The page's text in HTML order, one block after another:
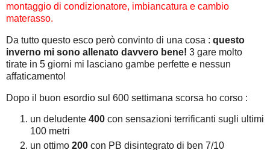
montaggio di condizionatore, imbiancatura e cambio
materasso.
Da tutto questo esco però convinto di una cosa : questo
inverno mi sono allenato davvero bene! 3 gare molto
tirate in 5 giorni mi lasciano gambe perfette e nessun
affaticamento!
Dopo il buon esordio sul 600 settimana scorsa ho corso :
un deludente 400 con sensazioni terrificanti sugli ultimi
100 metri
un ottimo 200 con PB disintegrato di ben 7/10